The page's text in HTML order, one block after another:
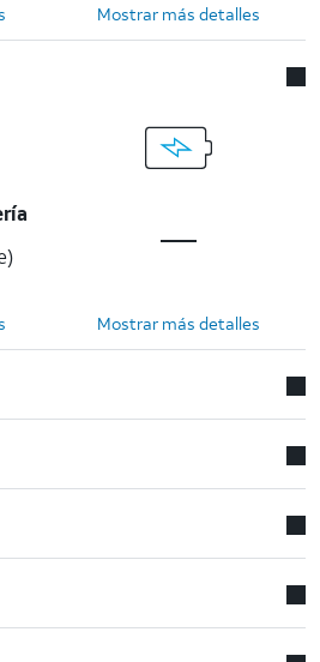
Mostrar más detalles
Mostrar más detalles